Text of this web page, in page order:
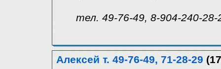
тел. 49-76-49, 8-904-240-28-
Алексей т. 49-76-49, 71-28-29